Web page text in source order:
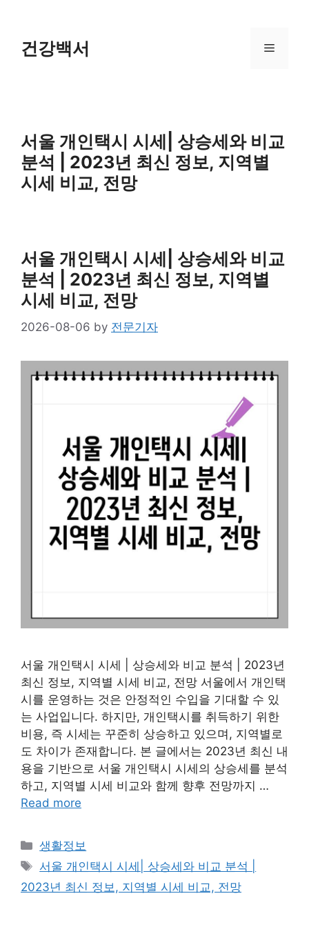
content건강백서 Menu
서울 개인택시 시세| 상승세와 비교
분석 | 2023년 최신 정보, 지역별
시세 비교, 전망
서울 개인택시 시세| 상승세와 비교
분석 | 2023년 최신 정보, 지역별
시세 비교, 전망
2026-08-06 by 전문기자
서울 개인택시 시세 | 상승세와 비교 분석 | 2023년
최신 정보, 지역별 시세 비교, 전망 서울에서 개인택
시를 운영하는 것은 안정적인 수입을 기대할 수 있
는 사업입니다. 하지만, 개인택시를 취득하기 위한
비용, 즉 시세는 꾸준히 상승하고 있으며, 지역별로
도 차이가 존재합니다. 본 글에서는 2023년 최신 내
용을 기반으로 서울 개인택시 시세의 상승세를 분석
하고, 지역별 시세 비교와 함께 향후 전망까지 …
Read more
Categories
생활정보
Tags
서울 개인택시 시세| 상승세와 비교 분석 |
2023년 최신 정보, 지역별 시세 비교, 전망